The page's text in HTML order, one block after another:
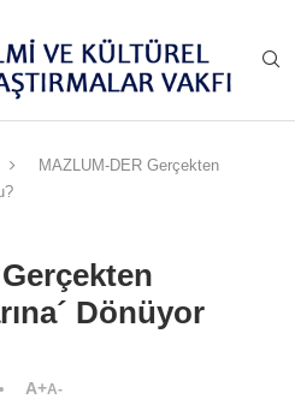
MAZLUM-DER Gerçekten
Dönüyor
A+A-